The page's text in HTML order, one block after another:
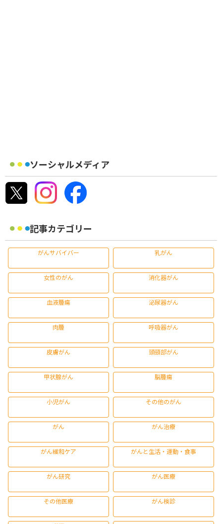
ソーシャルメディア
記事カテゴリー
がんサバイバー 乳がん
女性のがん 消化器がん
血液腫瘍 泌尿器がん
肉腫 呼吸器がん
皮膚がん 頭頸部がん
甲状腺がん 脳腫瘍
小児がん その他のがん
がん がん治療
がん緩和ケア がんと生活・運動・食事
がん研究 がん医療
その他医療 がん検診